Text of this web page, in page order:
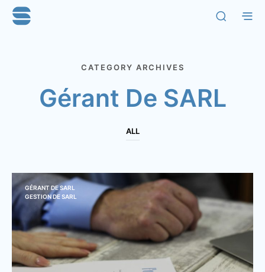
CATEGORY ARCHIVES
Gérant De SARL
ALL
GÉRANT DE SARL
GESTION DE SARL